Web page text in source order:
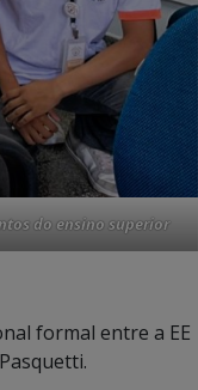
do ensino superior
formal entre a EE